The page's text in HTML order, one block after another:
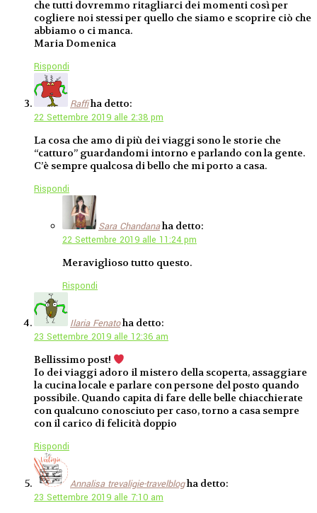
che tutti dovremmo ritagliarci dei momenti così per
cogliere noi stessi per quello che siamo e scoprire ciò che
abbiamo o ci manca.
Maria Domenica
Rispondi
Raffiha detto:
22 Settembre 2019 alle 2:38 pm
La cosa che amo di più dei viaggi sono le storie che
“catturo” guardandomi intorno e parlando con la gente.
C’è sempre qualcosa di bello che mi porto a casa.
Rispondi
Sara Chandanaha detto:
22 Settembre 2019 alle 11:24 pm
Meraviglioso tutto questo.
Rispondi
Ilaria Fenatoha detto:
23 Settembre 2019 alle 12:36 am
Bellissimo post!
Io dei viaggi adoro il mistero della scoperta, assaggiare
la cucina locale e parlare con persone del posto quando
possibile. Quando capita di fare delle belle chiacchierate
con qualcuno conosciuto per caso, torno a casa sempre
con il carico di felicità doppio
Rispondi
Annalisa trevaligie-travelblogha detto:
23 Settembre 2019 alle 7:10 am